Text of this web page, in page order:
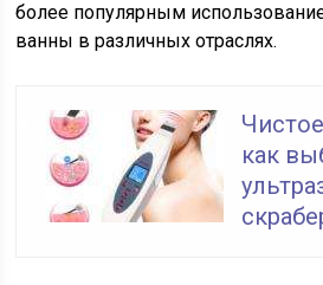
более популярным
ванны в различных отраслях.
как